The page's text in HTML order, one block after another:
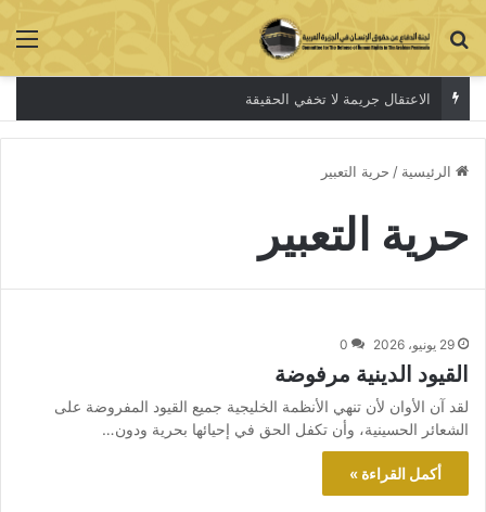
بحث عن
الاعتقال جريمة لا تخفي الحقيقة
الرئيسية / حرية التعبير
حرية التعبير
29 يونيو، 2026 0
القيود الدينية مرفوضة
لقد آن الأوان لأن تنهي الأنظمة الخليجية جميع القيود المفروضة على
الشعائر الحسينية، وأن تكفل الحق في إحيائها بحرية ودون…
أكمل القراءة »